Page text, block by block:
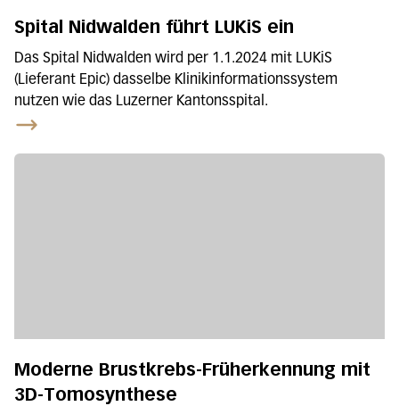
Spital Nidwalden führt LUKiS ein
Das Spital Nidwalden wird per 1.1.2024 mit LUKiS
(Lieferant Epic) dasselbe Klinikinformationssystem
nutzen wie das Luzerner Kantonsspital.
Moderne Brustkrebs-Früherkennung mit
3D-Tomosynthese